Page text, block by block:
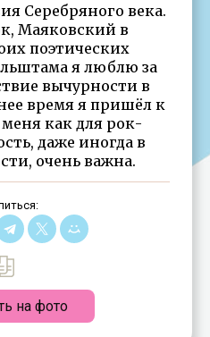
Серебряного века.
Маяковский в
поэтических
я люблю за
вычурности в
время я пришёл к
как для рок-
даже иногда в
очень важна.
на фото